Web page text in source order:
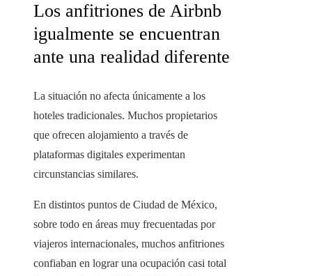
Los anfitriones de Airbnb
igualmente se encuentran
ante una realidad diferente
La situación no afecta únicamente a los
hoteles tradicionales. Muchos propietarios
que ofrecen alojamiento a través de
plataformas digitales experimentan
circunstancias similares.
En distintos puntos de Ciudad de México,
sobre todo en áreas muy frecuentadas por
viajeros internacionales, muchos anfitriones
confiaban en lograr una ocupación casi total